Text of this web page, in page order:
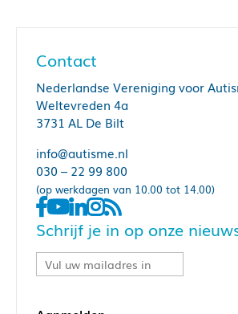
Contact
Nederlandse Vereniging voor
Weltevreden 4a
3731 AL De Bilt
info@autisme.nl
030 – 22 99 800
(op werkdagen van 10.00 tot 14.00)
Schrijf je in op onze